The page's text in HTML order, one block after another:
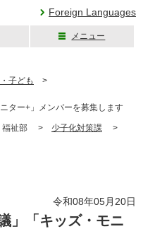
Foreign Languages
メニュー
子ども
>
ター+」メンバーを募集します
福祉部 > 少子化対策課 >
令和08年05月20日
」「キッズ・モニ